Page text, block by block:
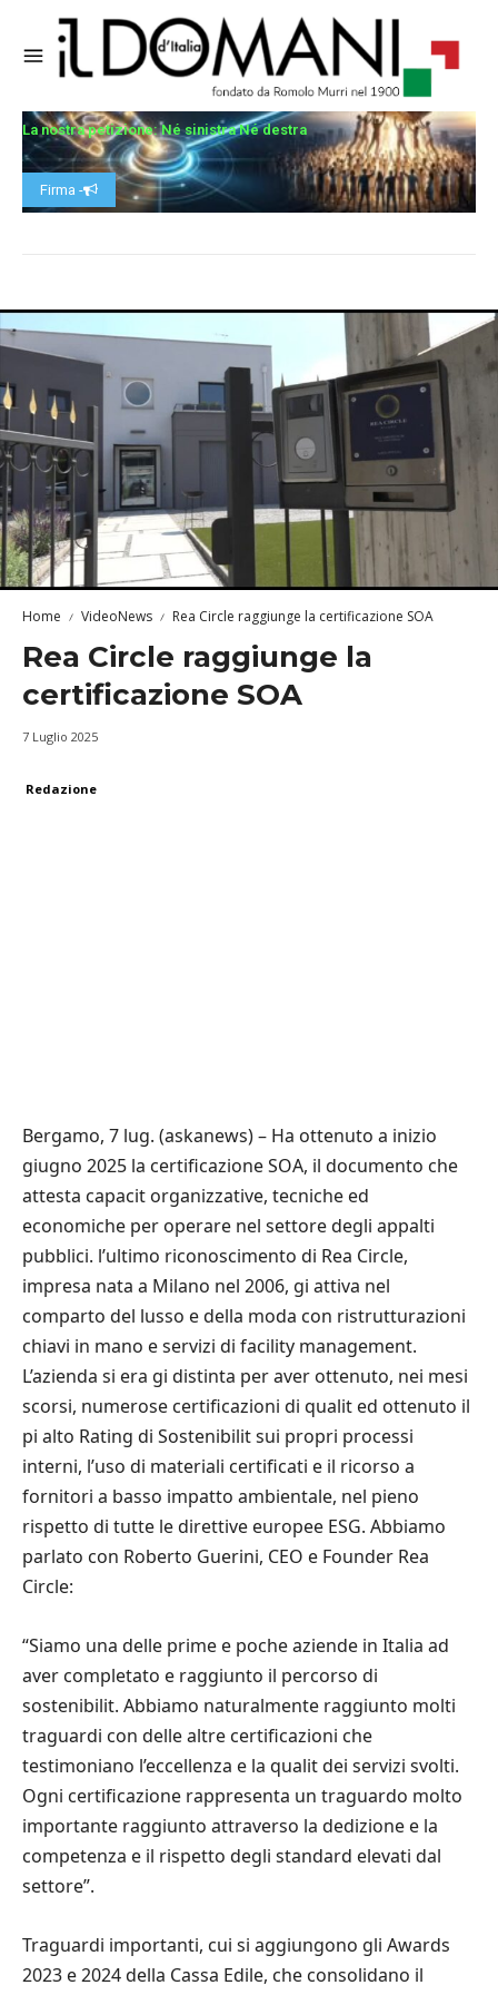
La nostra petizione: Né sinistra Né destra
Firma -
Home VideoNews Rea Circle raggiunge la certificazione SOA
Rea Circle raggiunge la
certificazione SOA
7 Luglio 2025
Redazione
Bergamo, 7 lug. (askanews) – Ha ottenuto a inizio
giugno 2025 la certificazione SOA, il documento che
attesta capacit organizzative, tecniche ed
economiche per operare nel settore degli appalti
pubblici. l’ultimo riconoscimento di Rea Circle,
impresa nata a Milano nel 2006, gi attiva nel
comparto del lusso e della moda con ristrutturazioni
chiavi in mano e servizi di facility management.
L’azienda si era gi distinta per aver ottenuto, nei mesi
scorsi, numerose certificazioni di qualit ed ottenuto il
pi alto Rating di Sostenibilit sui propri processi
interni, l’uso di materiali certificati e il ricorso a
fornitori a basso impatto ambientale, nel pieno
rispetto di tutte le direttive europee ESG. Abbiamo
parlato con Roberto Guerini, CEO e Founder Rea
Circle:
“Siamo una delle prime e poche aziende in Italia ad
aver completato e raggiunto il percorso di
sostenibilit. Abbiamo naturalmente raggiunto molti
traguardi con delle altre certificazioni che
testimoniano l’eccellenza e la qualit dei servizi svolti.
Ogni certificazione rappresenta un traguardo molto
importante raggiunto attraverso la dedizione e la
competenza e il rispetto degli standard elevati dal
settore”.
Traguardi importanti, cui si aggiungono gli Awards
2023 e 2024 della Cassa Edile, che consolidano il